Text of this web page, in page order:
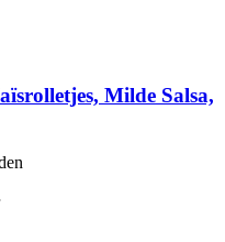
Milde Salsa,